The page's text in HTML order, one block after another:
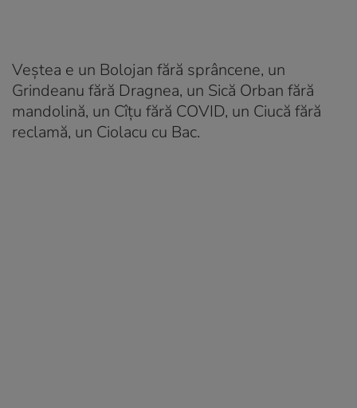
Veștea e un Bolojan fără sprâncene, un
Grindeanu fără Dragnea, un Sică Orban fără
mandolină, un Cîțu fără COVID, un Ciucă fără
reclamă, un Ciolacu cu Bac.